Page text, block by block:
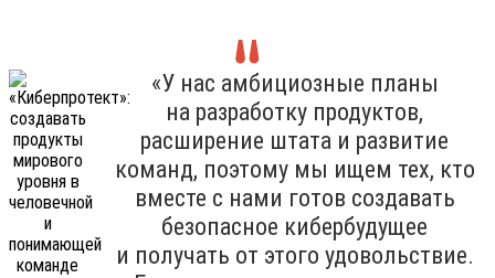
«У нас амбициозные планы
на разработку продуктов,
расширение штата и развитие
команд, поэтому мы ищем тех, кто
вместе с нами готов создавать
безопасное кибербудущее
и получать от этого удовольствие.